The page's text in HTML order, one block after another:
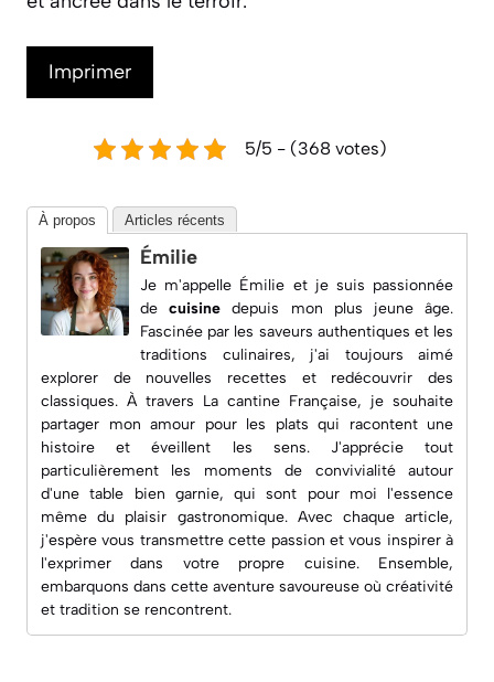
Imprimer
5/5 - (368 votes)
À propos Articles récents
Émilie
Je m'appelle Émilie et je suis passionnée
decuisine depuis mon plus jeune âge.
Fascinée par les saveurs authentiques et les
traditions culinaires, j'ai toujours aimé
explorer de nouvelles recettes et redécouvrir des
classiques. À travers La cantine Française, je souhaite
partager mon amour pour les plats qui racontent une
histoire et éveillent les sens. J'apprécie tout
particulièrement les moments de convivialité autour
d'une table bien garnie, qui sont pour moi l'essence
même du plaisir gastronomique. Avec chaque article,
j'espère vous transmettre cette passion et vous inspirer à
l'exprimer dans votre propre cuisine. Ensemble,
embarquons dans cette aventure savoureuse où créativité
et tradition se rencontrent.